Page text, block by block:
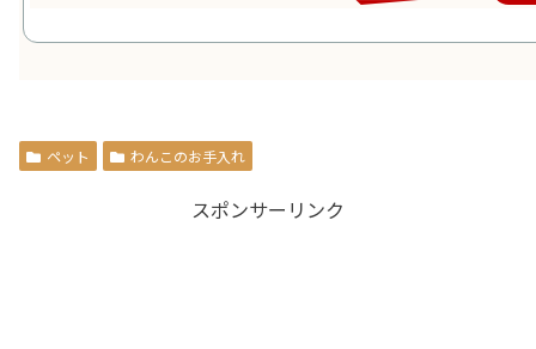
ペット わんこのお手入れ
スポンサーリンク